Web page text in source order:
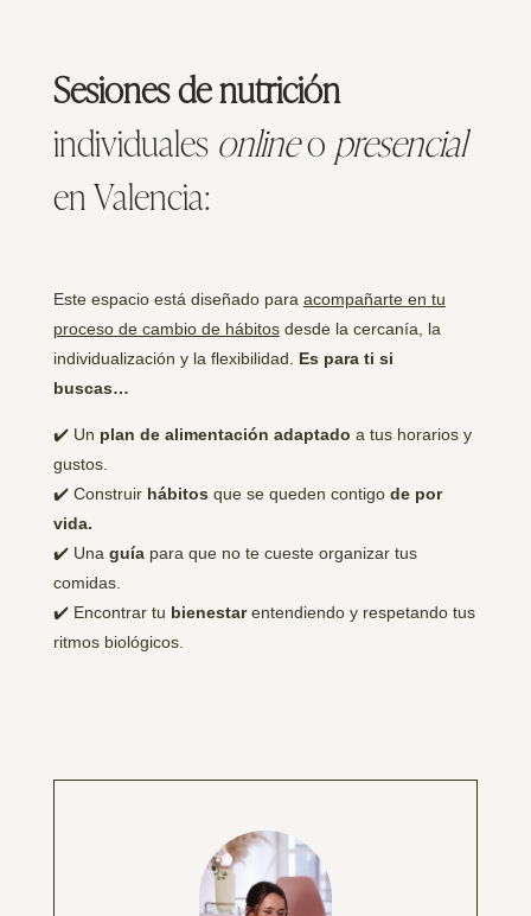
Sesiones de nutrición
individuales onlineo presencial
en Valencia:
Este espacio está diseñado para acompañarte en tu
proceso de cambio de hábitosdesde la cercanía, la
individualización y la flexibilidad. Es para ti si
buscas…
✔️ Un plan de alimentación adaptado a tus horarios y
gustos.
✔️ Construir hábitos que se queden contigo de por
vida.
✔️ Una guíapara que no te cueste organizar tus
comidas.
✔️ Encontrar tu bienestarentendiendo y respetando tus
ritmos biológicos.